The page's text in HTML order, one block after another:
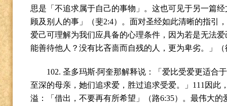
思是「不追求属于自己的事物」。这也可见于另一篇
顾及别人的事」（斐2:4）。面对圣经如此清晰的指引
爱己可理解为我们应具备的心理条件，因为若是无法
能善待他人？没有比吝啬而自残的人，更为卑劣。」（
102.圣多玛斯‧阿奎那解释说：「爱比受爱更适合
至深的母亲，她们追求爱，胜过追求受爱。」 111 因此
溢：「借出，不要再有所希望」（路6:35）。最伟大的